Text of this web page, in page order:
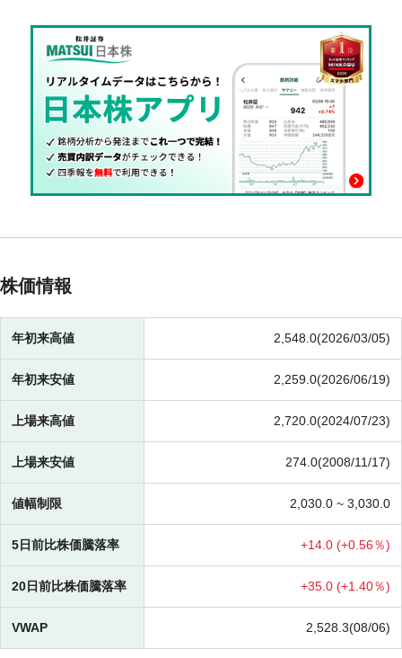
株価情報
年初来高値 2,548.0(2026/03/05)
年初来安値 2,259.0(2026/06/19)
上場来高値 2,720.0(2024/07/23)
上場来安値 274.0(2008/11/17)
値幅制限 2,030.0 ~ 3,030.0
5日前比株価騰落率 +14.0 (+0.56％)
20日前比株価騰落率 +35.0 (+1.40％)
VWAP 2,528.3(08/06)